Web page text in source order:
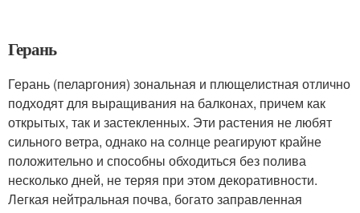
Герань
Герань (пеларгония) зональная и плющелистная отлично
подходят для выращивания на балконах, причем как
открытых, так и застекленных. Эти растения не любят
сильного ветра, однако на солнце реагируют крайне
положительно и способны обходиться без полива
несколько дней, не теряя при этом декоративности.
Легкая нейтральная почва, богато заправленная